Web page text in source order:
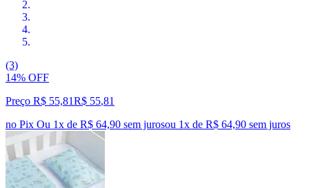
(3)
14% OFF
Preço R$ 55,81R$ 55,81
no Pix Ou 1x de R$ 64,90 sem jurosou 1x de R$ 64,90 sem juros